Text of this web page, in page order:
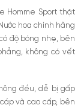
Homme Sport thật
hoa chính hãng
độ bóng nhẹ, bên
không có vết
đều, dễ bị gấp
và cao cấp, bên